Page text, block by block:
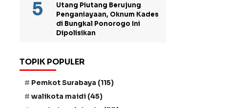
Utang Piutang Berujung
Penganiayaan, Oknum Kades
di Bungkal Ponorogo Ini
Dipolisikan
TOPIK POPULER
Pemkot Surabaya (115)
walikota maidi (45)